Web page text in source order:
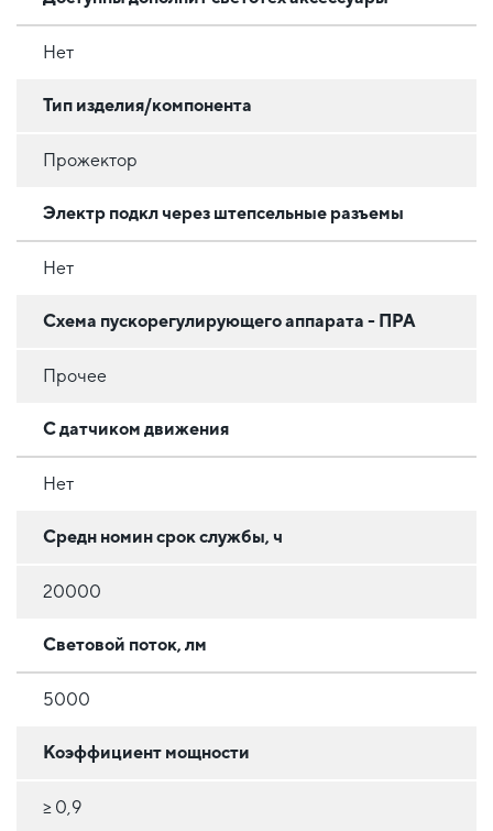
Нет
Тип изделия/компонента
Прожектор
Электр подкл через штепсельные разъемы
Нет
Схема пускорегулирующего аппарата - ПРА
Прочее
С датчиком движения
Нет
Средн номин срок службы, ч
20000
Световой поток, лм
5000
Коэффициент мощности
≥ 0,9